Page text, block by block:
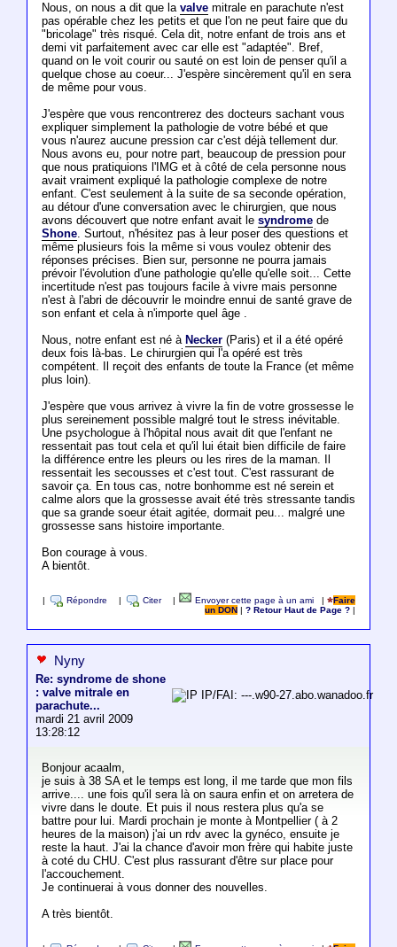
Nous, on nous a dit que la valvemitrale en parachute n'est
pas opérable chez les petits et que l'on ne peut faire que du
"bricolage" très risqué. Cela dit, notre enfant de trois ans et
demi vit parfaitement avec car elle est "adaptée". Bref,
quand on le voit courir ou sauté on est loin de penser qu'il a
quelque chose au coeur... J'espère sincèrement qu'il en sera
de même pour vous.
J'espère que vous rencontrerez des docteurs sachant vous
expliquer simplement la pathologie de votre bébé et que
vous n'aurez aucune pression car c'est déjà tellement dur.
Nous avons eu, pour notre part, beaucoup de pression pour
que nous pratiquions l'IMG et à côté de cela personne nous
avait vraiment expliqué la pathologie complexe de notre
enfant. C'est seulement à la suite de sa seconde opération,
au détour d'une conversation avec le chirurgien, que nous
avons découvert que notre enfant avait le syndromede
Shone. Surtout, n'hésitez pas à leur poser des questions et
même plusieurs fois la même si vous voulez obtenir des
réponses précises. Bien sur, personne ne pourra jamais
prévoir l'évolution d'une pathologie qu'elle qu'elle soit... Cette
incertitude n'est pas toujours facile à vivre mais personne
n'est à l'abri de découvrir le moindre ennui de santé grave de
son enfant et cela à n'importe quel âge .
Nous, notre enfant est né à Necker(Paris) et il a été opéré
deux fois là-bas. Le chirurgien qui l'a opéré est très
compétent. Il reçoit des enfants de toute la France (et même
plus loin).
J'espère que vous arrivez à vivre la fin de votre grossesse le
plus sereinement possible malgré tout le stress inévitable.
Une psychologue à l'hôpital nous avait dit que l'enfant ne
ressentait pas tout cela et qu'il lui était bien difficile de faire
la différence entre les pleurs ou les rires de la maman. Il
ressentait les secousses et c'est tout. C'est rassurant de
savoir ça. En tous cas, notre bonhomme est né serein et
calme alors que la grossesse avait été très stressante tandis
que sa grande soeur était agitée, dormait peu... malgré une
grossesse sans histoire importante.
Bon courage à vous.
A bientôt.
Répondre Citer Envoyer cette page à un ami |
Faire
un DON
|? Retour Haut de Page ?
Nyny
Re: syndrome de shone
: valve mitrale en
parachute...
mardi 21 avril 2009
13:28:12
IP/FAI: ---.w90-27.abo.wanadoo.fr
Bonjour acaalm,
je suis à 38 SA et le temps est long, il me tarde que mon fils
arrive.... une fois qu'il sera là on saura enfin et on arretera de
vivre dans le doute. Et puis il nous restera plus qu'a se
battre pour lui. Mardi prochain je monte à Montpellier ( à 2
heures de la maison) j'ai un rdv avec la gynéco, ensuite je
reste la haut. J'ai la chance d'avoir mon frère qui habite juste
à coté du CHU. C'est plus rassurant d'être sur place pour
l'accouchement.
Je continuerai à vous donner des nouvelles.
A très bientôt.